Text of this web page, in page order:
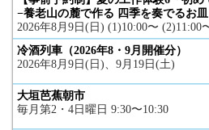
−養老山の麓で作る 四季を奏でるお
2026年8月9日(日) (1)10:00〜 (2)11:00
冷酒列車（2026年8・9月開催分）
2026年8月9日(日)、9月19日(土)
大垣芭蕉朝市
毎月第2・4日曜日 9:30〜10:30